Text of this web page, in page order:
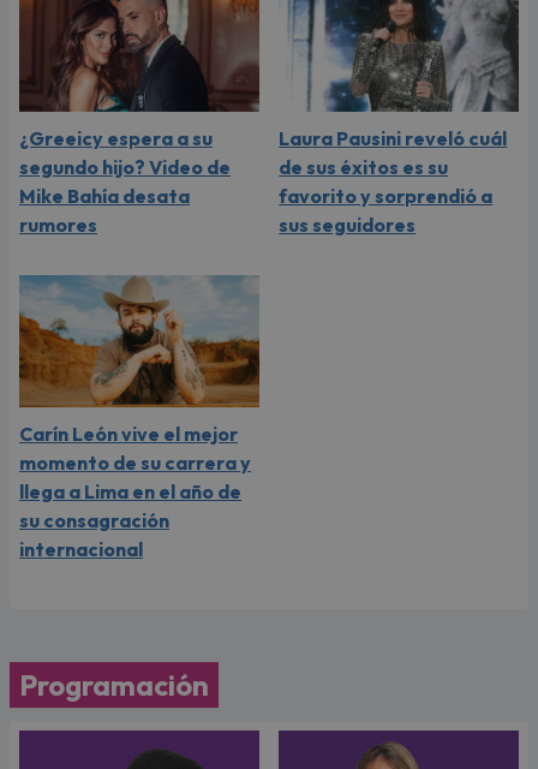
¿Greeicy espera a su
segundo hijo? Video de
Mike Bahía desata
rumores
Laura Pausini reveló cuál
de sus éxitos es su
favorito y sorprendió a
sus seguidores
Carín León vive el mejor
momento de su carrera y
llega a Lima en el año de
su consagración
internacional
Programación